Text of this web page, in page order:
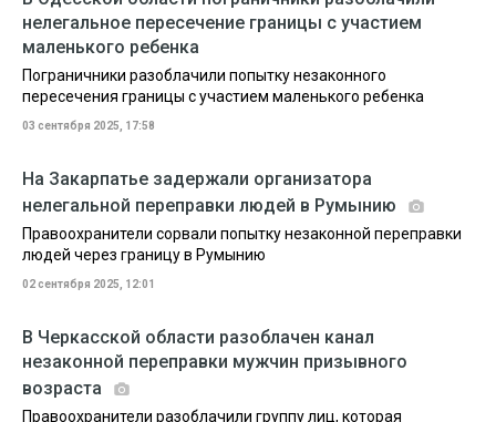
нелегальное пересечение границы с участием
маленького ребенка
Пограничники разоблачили попытку незаконного
пересечения границы с участием маленького ребенка
03 сентября 2025, 17:58
На Закарпатье задержали организатора
нелегальной переправки людей в Румынию
Правоохранители сорвали попытку незаконной переправки
людей через границу в Румынию
02 сентября 2025, 12:01
В Черкасской области разоблачен канал
незаконной переправки мужчин призывного
возраста
Правоохранители разоблачили группу лиц, которая